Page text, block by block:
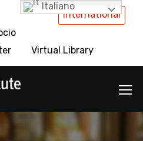
International
Virtual Library
Italiano